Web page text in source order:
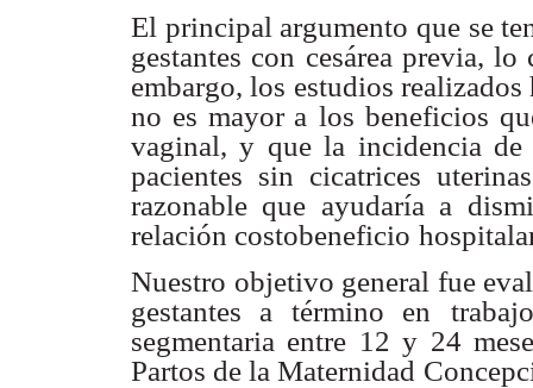
El principal argumento que se
gestantes con cesárea previa,
embargo, los estudios realizados
no es mayor a los beneficios
vaginal, y que la incidencia de
pacientes sin cicatrices
razonable que ayudaría a
relación costobeneficio
Nuestro objetivo general fue
gestantes a término en
segmentaria entre 12 y 24
Partos de la Maternidad